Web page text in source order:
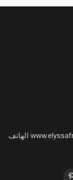
اذاعة عليسة "صوت الناس" تسمعونا على: www.elyssafm.tn الهاتف